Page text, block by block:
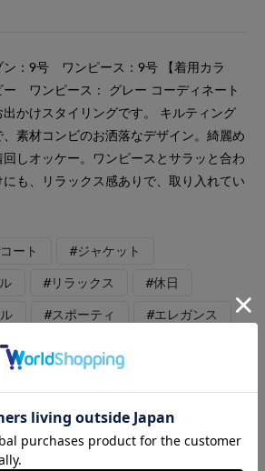
ン：9号 ワンピース：9号 【着用カラ
ー ワンピース： グレー コーディネート
かけスタイリングです。 キルティング
素材コンビのお洒落なデザイン。綺麗め
しオッケー。ワンピースとサラッと合わ
も、リラックス感ありで、取り入れてい
ート #ジャケット
#リラックス #休日
#スポーティ #エレガンス
ド
#旅行 #おでかけ
#軽羽織